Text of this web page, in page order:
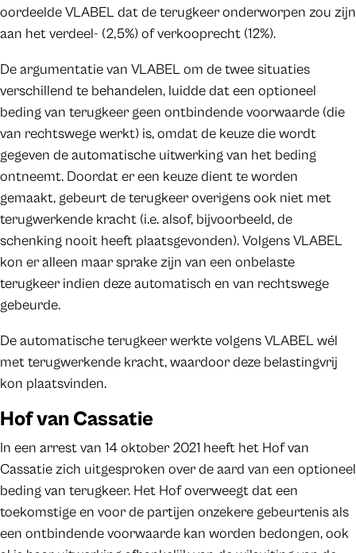
oordeelde VLABEL dat de terugkeer onderworpen zou zijn
aan het verdeel- (2,5%) of verkooprecht (12%).
De argumentatie van VLABEL om de twee situaties
verschillend te behandelen, luidde dat een optioneel
beding van terugkeer geen ontbindende voorwaarde (die
van rechtswege werkt) is, omdat de keuze die wordt
gegeven de automatische uitwerking van het beding
ontneemt. Doordat er een keuze dient te worden
gemaakt, gebeurt de terugkeer overigens ook niet met
terugwerkende kracht (i.e. alsof, bijvoorbeeld, de
schenking nooit heeft plaatsgevonden). Volgens VLABEL
kon er alleen maar sprake zijn van een onbelaste
terugkeer indien deze automatisch en van rechtswege
gebeurde.
De automatische terugkeer werkte volgens VLABEL wél
met terugwerkende kracht, waardoor deze belastingvrij
kon plaatsvinden.
Hof van Cassatie
In een arrest van 14 oktober 2021 heeft het Hof van
Cassatie zich uitgesproken over de aard van een optioneel
beding van terugkeer. Het Hof overweegt dat een
toekomstige en voor de partijen onzekere gebeurtenis als
een ontbindende voorwaarde kan worden bedongen, ook